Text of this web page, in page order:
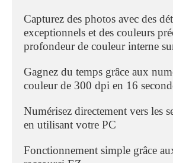
Capturez des photos avec des
exceptionnels et des couleurs
profondeur de couleur interne
Gagnez du temps grâce aux
couleur de 300 dpi en 16
Numérisez directement vers les
en utilisant votre PC
Fonctionnement simple grâce